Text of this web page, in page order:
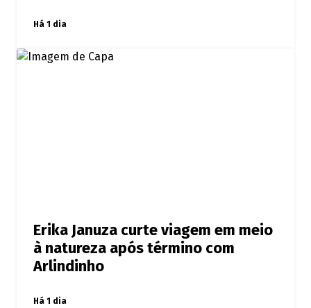
Há 1 dia
Erika Januza curte viagem em meio
à natureza após término com
Arlindinho
Há 1 dia